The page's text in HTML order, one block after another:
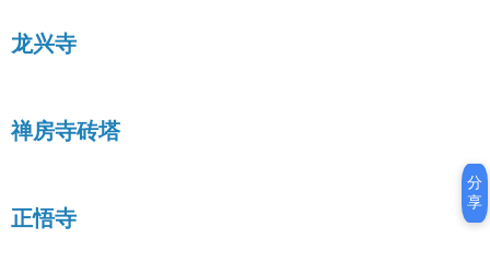
龙兴寺
禅房寺砖塔
正悟寺
分
享